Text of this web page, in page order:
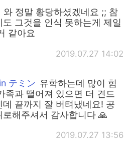
와 정말 황당하셨겠네요 ;; 참
그것을 인식 못하는게 제일
같아요
2019.07.27 14:02
テミン 유학하는데 많이 힘
족과 떨어져 있으면 더 견드
데 끝까지 잘 버텨냈네요! 공
로해주셔서 감사합니다 🙏
2019.07.27 13:56